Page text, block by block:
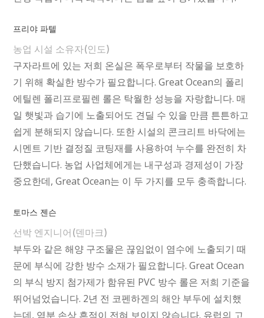
프리야 파텔
농업 시설 소유자(인도)
구자라트에 있는 저희 온실은 폭우로부터 작물을 보호하
기 위해 확실한 방수가 필요합니다. Great Ocean의 폴리
에틸렌 폴리프로필렌 롤은 탁월한 성능을 자랑합니다. 매
일 햇빛과 습기에 노출되어도 견딜 수 있을 만큼 튼튼하고
쉽게 분해되지 않습니다. 또한 시설의 콘크리트 바닥에는
시멘트 기반 결정질 코팅재를 사용하여 누수를 완전히 차
단했습니다. 농업 사업체에게는 내구성과 경제성이 가장
중요한데, Great Ocean는 이 두 가지를 모두 충족합니다.
토마스 젠슨
선박 엔지니어(덴마크)
부두와 같은 해양 구조물은 끊임없이 염수에 노출되기 때
문에 부식에 강한 방수 소재가 필요합니다. Great Ocean
의 부식 방지 첨가제가 함유된 PVC 방수 롤은 저희 기준을
뛰어넘었습니다. 2년 전 코펜하겐의 해안 부두에 설치했
는데, 염분 손상 흔적이 전혀 보이지 않습니다. 유럽의 고